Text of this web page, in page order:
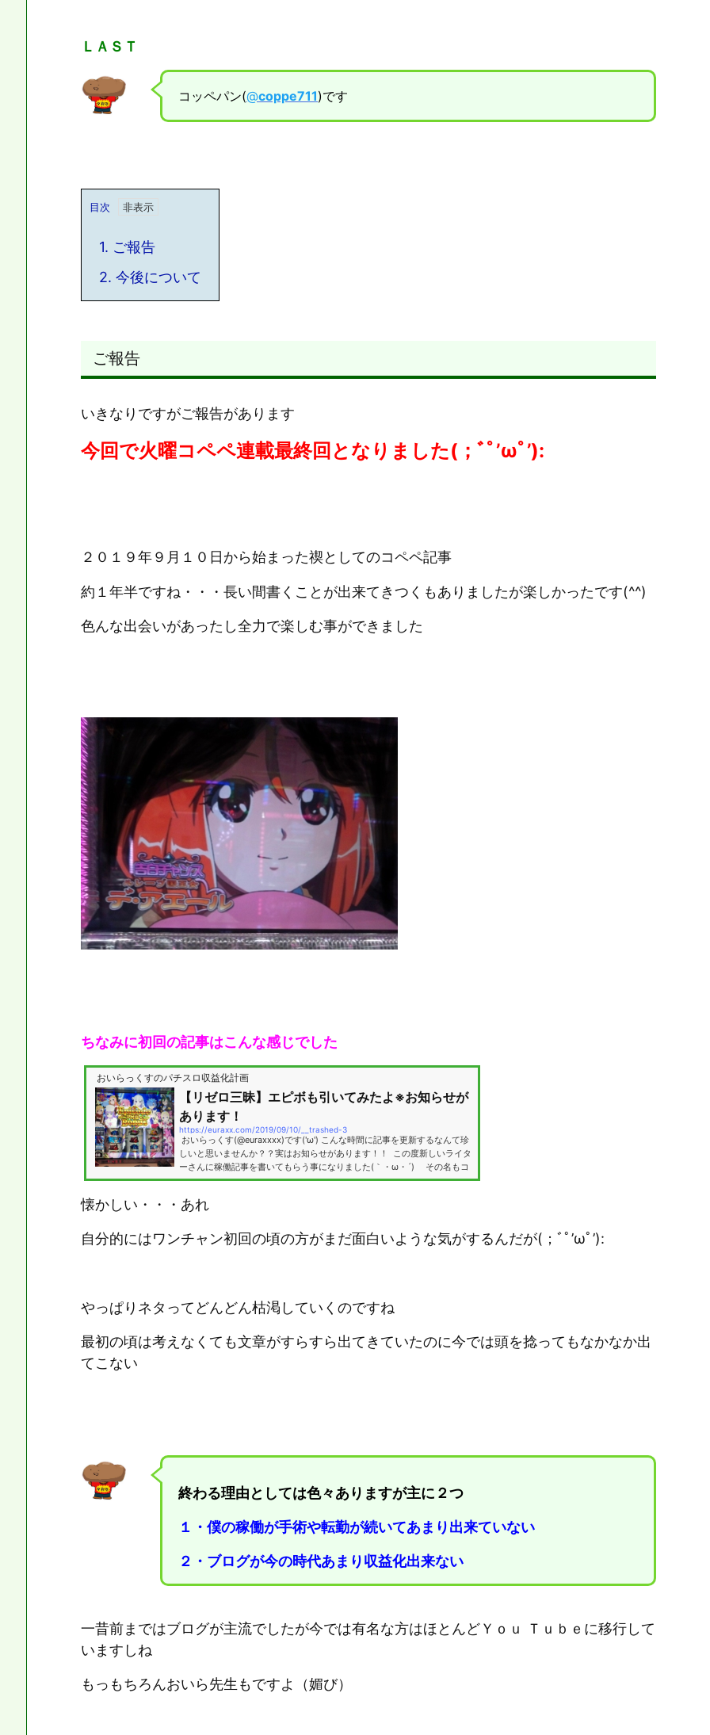
ＬＡＳＴ
コッペパン(@coppe711)です
目次
1. ご報告
2. 今後について
ご報告
いきなりですがご報告があります
今回で火曜コペペ連載最終回となりました(；ﾞﾟ’ωﾟ’):
２０１９年９月１０日から始まった禊としてのコペペ記事
約１年半ですね・・・長い間書くことが出来てきつくもありましたが楽しかったです(^^)
色んな出会いがあったし全力で楽しむ事ができました
ちなみに初回の記事はこんな感じでした
おいらっくすのパチスロ収益化計画
【リゼロ三昧】エピボも引いてみたよ※お知らせが
あります！
https://euraxx.com/2019/09/10/__trashed-3
おいらっくす(@euraxxxx)です('ω') こんな時間に記事を更新するなんて珍
しいと思いませんか？？実はお知らせがあります！！ この度新しいライタ
ーさんに稼働記事を書いてもらう事になりました(｀・ω・´)ゞ その名もコ
ッペパン！当ブログをよくご覧の人は分かるかもしれませんが、いつもコ
りました…無謀にもこの男、兼業の立場でこのワイに1ヶ月の収支勝負を挑
懐かしい・・・あれ
自分的にはワンチャン初回の頃の方がまだ面白いような気がするんだが(；ﾞﾟ’ωﾟ’):
やっぱりネタってどんどん枯渇していくのですね
最初の頃は考えなくても文章がすらすら出てきていたのに今では頭を捻ってもなかなか出
てこない
終わる理由としては色々ありますが主に２つ
１・僕の稼働が手術や転勤が続いてあまり出来ていない
２・ブログが今の時代あまり収益化出来ない
一昔前まではブログが主流でしたが今では有名な方はほとんどＹｏｕ Ｔｕｂｅに移行して
いますしね
もっもちろんおいら先生もですよ（媚び）